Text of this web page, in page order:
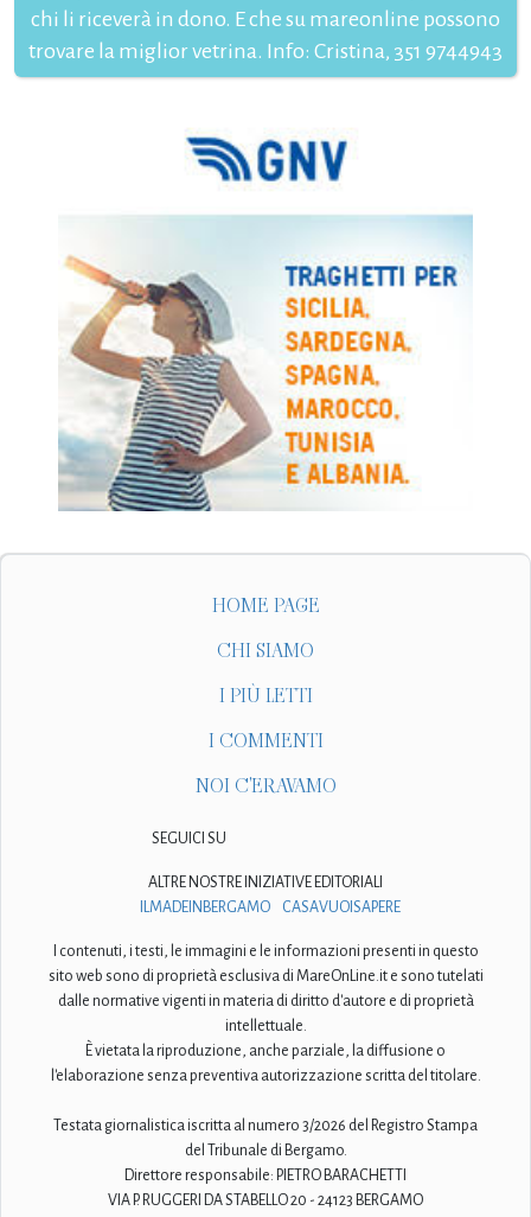
chi li riceverà in dono. E che su mareonline possono
trovare la miglior vetrina. Info: Cristina, 351 9744943
HOME PAGE
CHI SIAMO
I PIÙ LETTI
I COMMENTI
NOI C'ERAVAMO
SEGUICI SU
ALTRE NOSTRE INIZIATIVE EDITORIALI
ILMADEINBERGAMO
CASAVUOISAPERE
I contenuti, i testi, le immagini e le informazioni presenti in questo
sito web sono di proprietà esclusiva di MareOnLine.it e sono tutelati
dalle normative vigenti in materia di diritto d'autore e di proprietà
intellettuale.
È vietata la riproduzione, anche parziale, la diffusione o
l'elaborazione senza preventiva autorizzazione scritta del titolare.
Testata giornalistica iscritta al numero 3/2026 del Registro Stampa
del Tribunale di Bergamo.
Direttore responsabile: PIETRO BARACHETTI
VIA P. RUGGERI DA STABELLO 20 - 24123 BERGAMO